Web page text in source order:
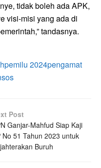
tidak boleh ada APK,
visi-misi yang ada di
tandasnya.
pemilu 2024pengamat
Post
Ganjar-Mahfud Siap Kaji
No 51 Tahun 2023 untuk
Buruh